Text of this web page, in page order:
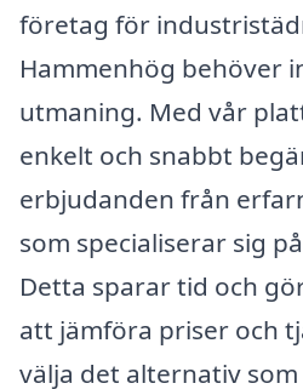
företag för
Hammenhög behöver
utmaning. Med vår
enkelt och snabbt
erbjudanden från
som specialiserar sig
Detta sparar tid och
att jämföra priser och
välja det alternativ